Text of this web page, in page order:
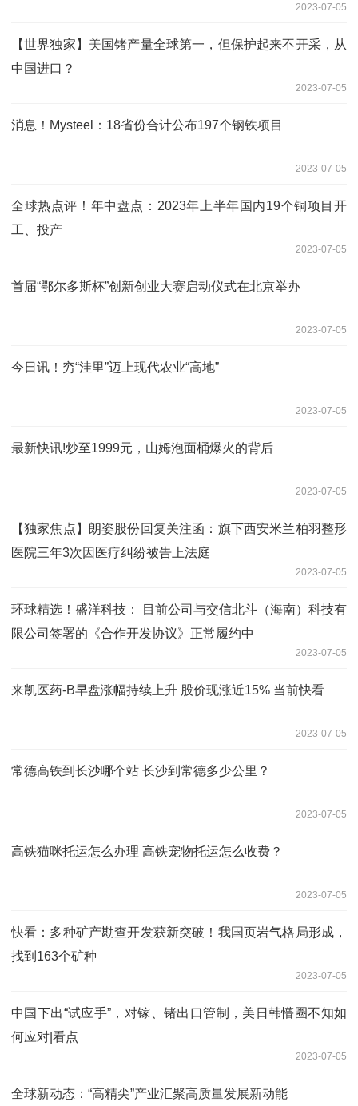
2023-07-05
【世界独家】美国锗产量全球第一，但保护起来不开采，从
中国进口？
2023-07-05
消息！Mysteel：18省份合计公布197个钢铁项目
2023-07-05
全球热点评！年中盘点：2023年上半年国内19个铜项目开
工、投产
2023-07-05
首届“鄂尔多斯杯”创新创业大赛启动仪式在北京举办
2023-07-05
今日讯！穷“洼里”迈上现代农业“高地”
2023-07-05
最新快讯!炒至1999元，山姆泡面桶爆火的背后
2023-07-05
【独家焦点】朗姿股份回复关注函：旗下西安米兰柏羽整形
医院三年3次因医疗纠纷被告上法庭
2023-07-05
环球精选！盛洋科技： 目前公司与交信北斗（海南）科技有
限公司签署的《合作开发协议》正常履约中
2023-07-05
来凯医药-B早盘涨幅持续上升 股价现涨近15% 当前快看
2023-07-05
常德高铁到长沙哪个站 长沙到常德多少公里？
2023-07-05
高铁猫咪托运怎么办理 高铁宠物托运怎么收费？
2023-07-05
快看：多种矿产勘查开发获新突破！我国页岩气格局形成，
找到163个矿种
2023-07-05
中国下出“试应手”，对镓、锗出口管制，美日韩懵圈不知如
何应对|看点
2023-07-05
全球新动态：“高精尖”产业汇聚高质量发展新动能